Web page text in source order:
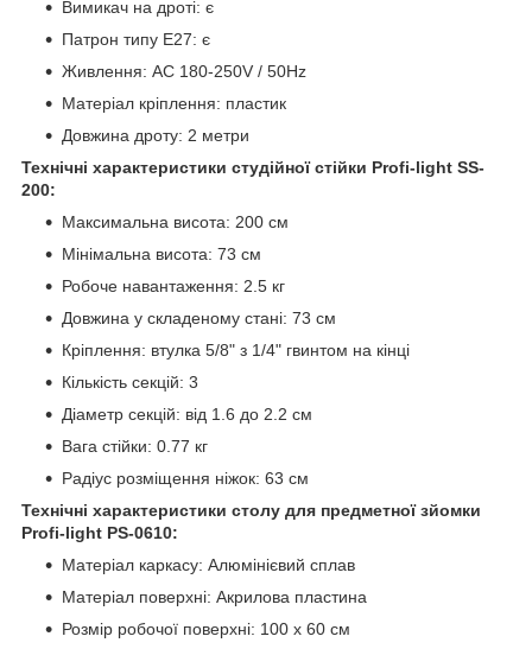
Вимикач на дроті: є
Патрон типу E27: є
Живлення: AC 180-250V / 50Hz
Матеріал кріплення: пластик
Довжина дроту: 2 метри
Технічні характеристики студійної стійки Profi-light SS-
200:
Максимальна висота: 200 см
Мінімальна висота: 73 см
Робоче навантаження: 2.5 кг
Довжина у складеному стані: 73 см
Кріплення: втулка 5/8" з 1/4" гвинтом на кінці
Кількість секцій: 3
Діаметр секцій: від 1.6 до 2.2 см
Вага стійки: 0.77 кг
Радіус розміщення ніжок: 63 см
Технічні характеристики столу для предметної зйомки
Profi-light PS-0610:
Матеріал каркасу: Алюмінієвий сплав
Матеріал поверхні: Акрилова пластина
Розмір робочої поверхні: 100 х 60 см